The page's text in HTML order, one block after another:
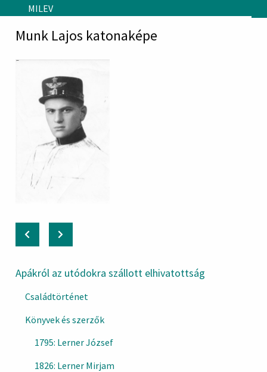
Skip to main content
MILEV
Apákról az utódokra szállott elhivatottság
Családtörténet
Könyvek és szerzők
1795: Lerner József
1826: Lerner Mirjam
Munk Lajos katonaképe